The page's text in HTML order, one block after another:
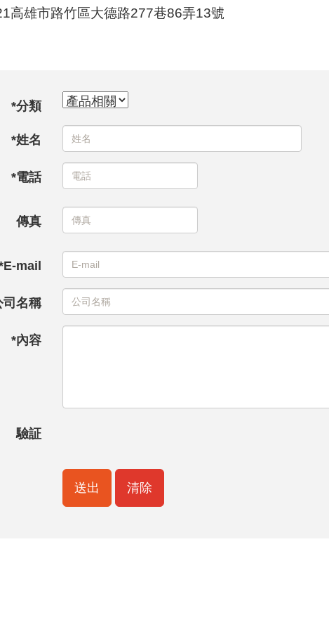
高雄市路竹區大德路277巷86弄13號
*分類
*姓名
*電話
傳真
mail
司名稱
*內容
驗証
送出 清除